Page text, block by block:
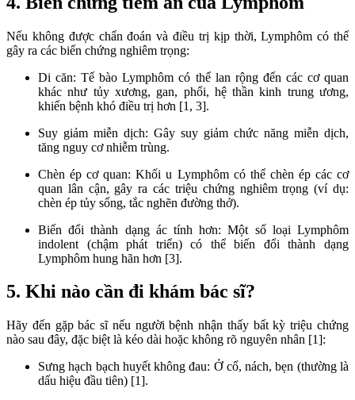
Nếu không được chẩn đoán và điều trị kịp thời, Lymphôm có thể
gây ra các biến chứng nghiêm trọng:
Di căn: Tế bào Lymphôm có thể lan rộng đến các cơ quan
khác như tủy xương, gan, phổi, hệ thần kinh trung ương,
khiến bệnh khó điều trị hơn [1, 3].
Suy giảm miễn dịch: Gây suy giảm chức năng miễn dịch,
tăng nguy cơ nhiễm trùng.
Chèn ép cơ quan: Khối u Lymphôm có thể chèn ép các cơ
quan lân cận, gây ra các triệu chứng nghiêm trọng (ví dụ:
chèn ép tủy sống, tắc nghẽn đường thở).
Biến đổi thành dạng ác tính hơn: Một số loại Lymphôm
indolent (chậm phát triển) có thể biến đổi thành dạng
Lymphôm hung hãn hơn [3].
5. Khi nào cần đi khám bác sĩ?
Hãy đến gặp bác sĩ nếu người bệnh nhận thấy bất kỳ triệu chứng
nào sau đây, đặc biệt là kéo dài hoặc không rõ nguyên nhân [1]:
Sưng hạch bạch huyết không đau: Ở cổ, nách, bẹn (thường là
dấu hiệu đầu tiên) [1].